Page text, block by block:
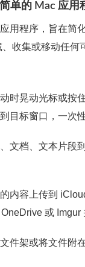
单的 Mac 应用
用程序，旨在简
收集或移动任何
动时晃动光标或按
目标窗口，一次
、文档、文本片段
内容上传到
或 Imgur
文件架或将文件附